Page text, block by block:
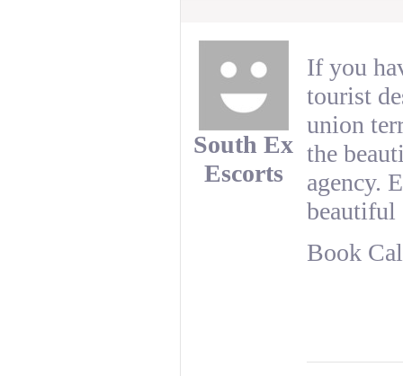
South Ex
Escorts
If you
tourist
union
the
agency.
Book